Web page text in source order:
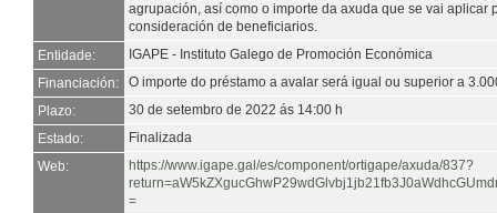
agrupación, así como o importe da axuda que se vai aplicar
consideración de beneficiarios.
Entidade:
IGAPE - Instituto Galego de Promoción Económica
Financiación:
O importe do préstamo a avalar será igual ou superior a
Plazo:
30 de setembro de 2022 ás 14:00 h
Estado:
Finalizada
Web:
https://www.igape.gal/es/component/ortigape/axuda/837?
=